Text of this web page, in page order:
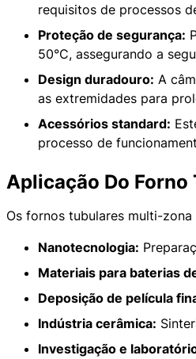
requisitos de processos
Proteção de segurança:
50°C, assegurando a
Design duradouro: A
as extremidades para
Acessórios standard:
processo de
Aplicação Do
Os fornos tubulares multi-
Nanotecnologia:
Materiais para baterias
Deposição de película
Indústria cerâmica:
Investigação e